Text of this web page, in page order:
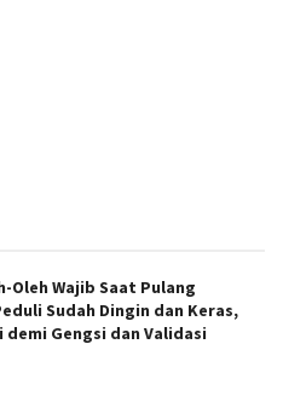
Oleh Wajib Saat Pulang
Sudah Dingin dan Keras,
Gengsi dan Validasi